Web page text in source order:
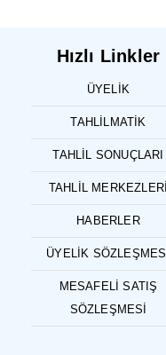
Hızlı Linkler
ÜYELIK
TAHLILMATIK
TAHLIL SONUÇLARI
TAHLIL MERKEZLERI
HABERLER
ÜYELIK SÖZLEŞMESI
MESAFELI SATIŞ
SÖZLEŞMESI